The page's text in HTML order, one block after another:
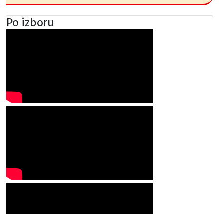
Po izboru